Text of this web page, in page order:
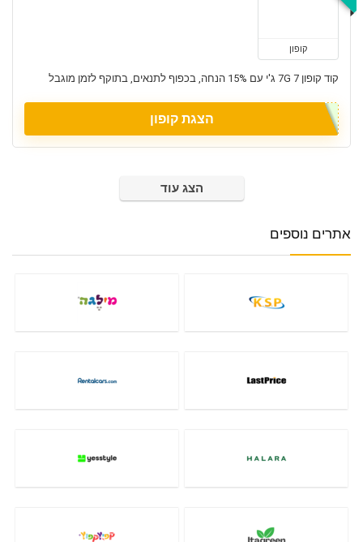
קופון
קוד קופון 7G 7 ג'י עם 15% הנחה, בכפוף לתנאים, בתוקף לזמן מוגבל
הצגת קופון
הצג עוד
אתרים נוספים